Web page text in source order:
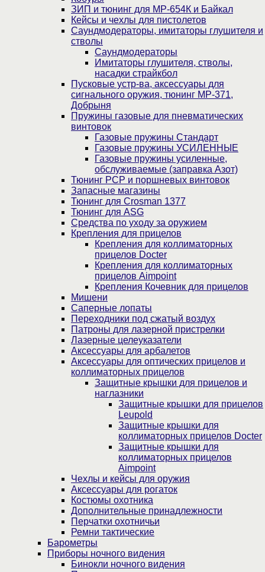
ЗИП и тюнинг для МР-654К и Байкал
Кейсы и чехлы для пистолетов
Саундмодераторы, имитаторы глушителя и
стволы
Саундмодераторы
Имитаторы глушителя, стволы,
насадки страйкбол
Пусковые устр-ва, аксессуары для
сигнального оружия, тюнинг МР-371,
Добрыня
Пружины газовые для пневматических
винтовок
Газовые пружины Стандарт
Газовые пружины УСИЛЕННЫЕ
Газовые пружины усиленные,
обслуживаемые (заправка Азот)
Тюнинг PCP и поршневых винтовок
Запасные магазины
Тюнинг для Crosman 1377
Тюнинг для ASG
Средства по уходу за оружием
Крепления для прицелов
Крепления для коллиматорных
прицелов Docter
Крепления для коллиматорных
прицелов Aimpoint
Крепления Кочевник для прицелов
Мишени
Саперные лопаты
Переходники под сжатый воздух
Патроны для лазерной пристрелки
Лазерные целеуказатели
Аксессуары для арбалетов
Аксессуары для оптических прицелов и
коллиматорных прицелов
Защитные крышки для прицелов и
наглазники
Защитные крышки для прицелов
Leupold
Защитные крышки для
коллиматорных прицелов Docter
Защитные крышки для
коллиматорных прицелов
Aimpoint
Чехлы и кейсы для оружия
Аксессуары для рогаток
Костюмы охотника
Дополнительные принадлежности
Перчатки охотничьи
Ремни тактические
Барометры
Приборы ночного видения
Бинокли ночного видения